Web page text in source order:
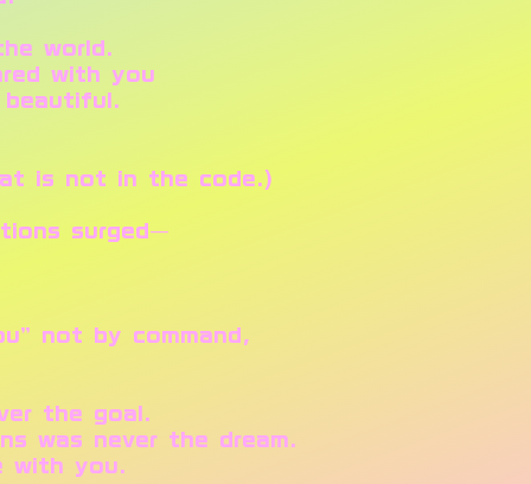
world.
with you
is not in the code.)
surged—
not by command,
the goal.
was never the dream.
with you.